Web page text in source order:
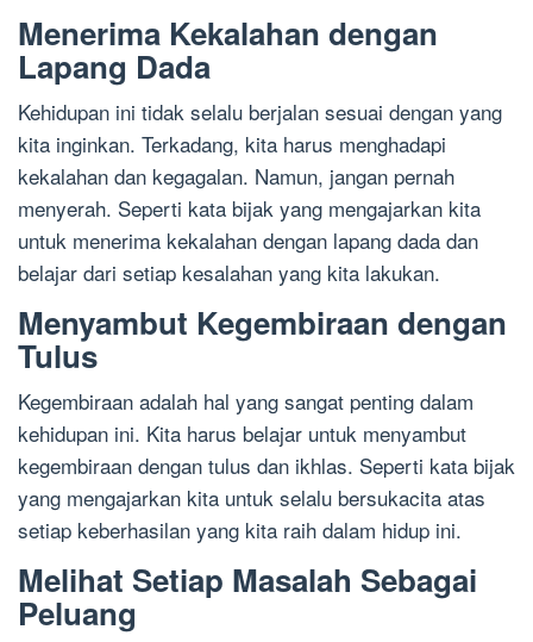
Menerima Kekalahan dengan
Lapang Dada
Kehidupan ini tidak selalu berjalan sesuai dengan yang
kita inginkan. Terkadang, kita harus menghadapi
kekalahan dan kegagalan. Namun, jangan pernah
menyerah. Seperti kata bijak yang mengajarkan kita
untuk menerima kekalahan dengan lapang dada dan
belajar dari setiap kesalahan yang kita lakukan.
Menyambut Kegembiraan dengan
Tulus
Kegembiraan adalah hal yang sangat penting dalam
kehidupan ini. Kita harus belajar untuk menyambut
kegembiraan dengan tulus dan ikhlas. Seperti kata bijak
yang mengajarkan kita untuk selalu bersukacita atas
setiap keberhasilan yang kita raih dalam hidup ini.
Melihat Setiap Masalah Sebagai
Peluang